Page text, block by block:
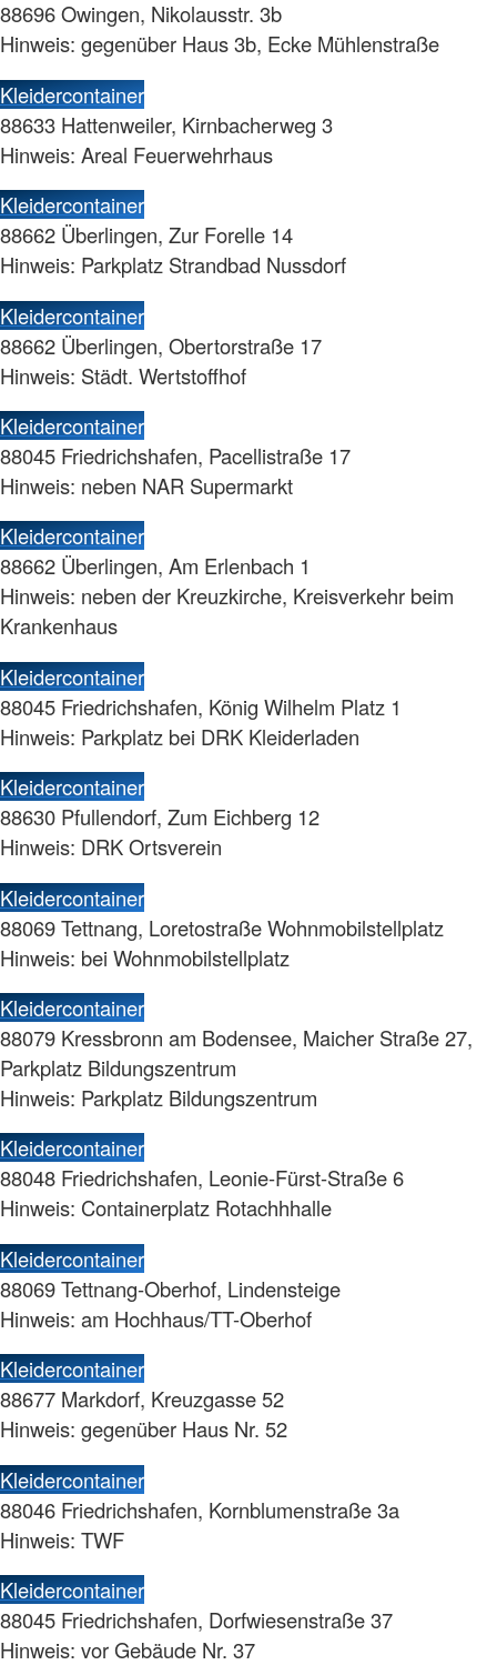
88696 Owingen, Nikolausstr. 3b
Hinweis: gegenüber Haus 3b, Ecke Mühlenstraße
Kleidercontainer
88633 Hattenweiler, Kirnbacherweg 3
Hinweis: Areal Feuerwehrhaus
Kleidercontainer
88662 Überlingen, Zur Forelle 14
Hinweis: Parkplatz Strandbad Nussdorf
Kleidercontainer
88662 Überlingen, Obertorstraße 17
Hinweis: Städt. Wertstoffhof
Kleidercontainer
88045 Friedrichshafen, Pacellistraße 17
Hinweis: neben NAR Supermarkt
Kleidercontainer
88662 Überlingen, Am Erlenbach 1
Hinweis: neben der Kreuzkirche, Kreisverkehr beim
Krankenhaus
Kleidercontainer
88045 Friedrichshafen, König Wilhelm Platz 1
Hinweis: Parkplatz bei DRK Kleiderladen
Kleidercontainer
88630 Pfullendorf, Zum Eichberg 12
Hinweis: DRK Ortsverein
Kleidercontainer
88069 Tettnang, Loretostraße Wohnmobilstellplatz
Hinweis: bei Wohnmobilstellplatz
Kleidercontainer
88079 Kressbronn am Bodensee, Maicher Straße 27,
Parkplatz Bildungszentrum
Hinweis: Parkplatz Bildungszentrum
Kleidercontainer
88048 Friedrichshafen, Leonie-Fürst-Straße 6
Hinweis: Containerplatz Rotachhhalle
Kleidercontainer
88069 Tettnang-Oberhof, Lindensteige
Hinweis: am Hochhaus/TT-Oberhof
Kleidercontainer
88677 Markdorf, Kreuzgasse 52
Hinweis: gegenüber Haus Nr. 52
Kleidercontainer
88046 Friedrichshafen, Kornblumenstraße 3a
Hinweis: TWF
Kleidercontainer
88045 Friedrichshafen, Dorfwiesenstraße 37
Hinweis: vor Gebäude Nr. 37